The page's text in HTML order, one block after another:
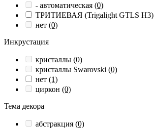
- автоматическая (0)
ТРИТИЕВАЯ (Trigalight GTLS H3)
нет (0)
Инкрустация
кристаллы (0)
кристаллы Swarovski (0)
нет (1)
циркон (0)
Тема декора
абстракция (0)